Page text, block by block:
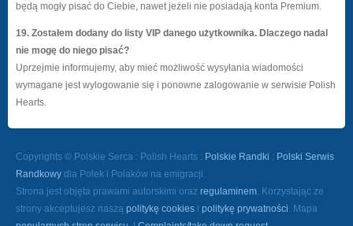
będą mogły pisać do Ciebie, nawet jeżeli nie posiadają konta Premium.
19. Zostałem dodany do listy VIP danego użytkownika. Dlaczego nadal
nie mogę do niego pisać?
Uprzejmie informujemy, aby mieć możliwość wysyłania wiadomości
wymagane jest wylogowanie się i ponowne zalogowanie w serwisie Polish
Hearts.
Copyrights © Polskie Serca : Polish Hearts : Polskie Randki : Polski Serwis
Randkowy dla Polek i Polaków na emigracji.
Strona jest objęta prawami autorskimi oraz regulaminem. Korzystając ze
strony akceptujesz naszą politykę cookies i politykę prywatności. Mapa